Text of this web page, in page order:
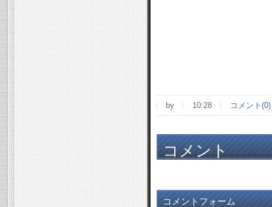
by 10:28 コメント(0)
コメント
コメントフォーム